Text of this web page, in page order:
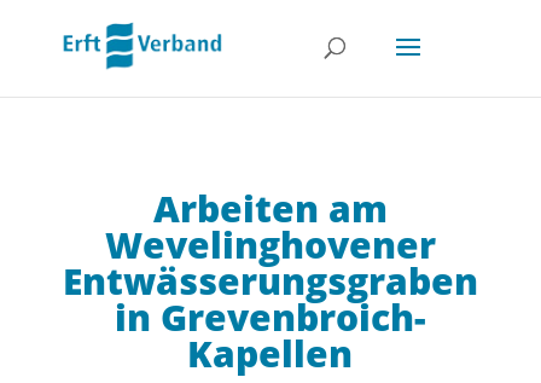
Arbeiten am
Wevelinghovener
Entwässerungsgraben
in Grevenbroich-
Kapellen